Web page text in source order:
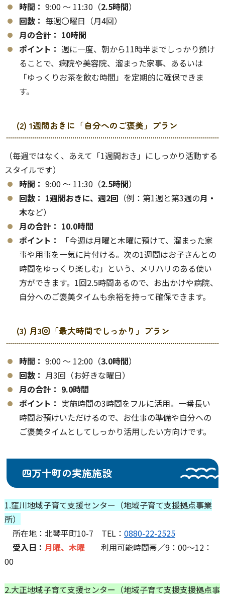
時間： 9:00 〜 11:30（2.5時間）
回数： 毎週〇曜日（月4回）
月の合計： 10時間
ポイント： 週に一度、朝から11時半までしっかり預け
ることで、病院や美容院、溜まった家事、あるいは
「ゆっくりお茶を飲む時間」を定期的に確保できま
す。
(2) 1週間おきに「自分へのご褒美」プラン
（毎週ではなく、あえて「1週間おき」にしっかり活動する
スタイルです）
時間： 9:00 〜 11:30（2.5時間）
回数： 1週間おきに、週2回 （例：第1週と第3週の月・
木など）
月の合計： 10.0時間
ポイント：
「今週は月曜と木曜に預けて、溜まった家
事や用事を一気に片付ける。次の1週間はお子さんとの
時間をゆっくり楽しむ」という、メリハリのある使い
方ができます。1回2.5時間あるので、お出かけや病院、
自分へのご褒美タイムも余裕を持って確保できます。
(3) 月3回「最大時間でしっかり」プラン
時間： 9:00 〜 12:00（3.0時間）
回数： 月3回（お好きな曜日）
月の合計： 9.0時間
ポイント： 実施時間の3時間をフルに活用。一番長い
時間お預けいただけるので、お仕事の準備や自分への
ご褒美タイムとしてしっかり活用したい方向けです。
四万十町の実施施設
1.窪川地域子育て支援センター（地域子育て支援拠点事業
所）
所在地：北琴平町10-7 TEL： 0880-22-2525
受入日： 月曜、木曜
利用可能時間帯／9：00～12：
00
2.大正地域子育て支援センター（地域子育て支援支援拠点事